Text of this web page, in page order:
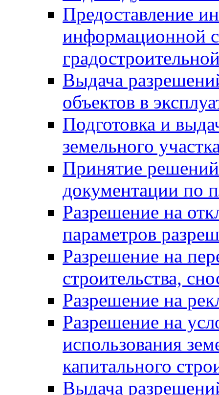
Предоставление
информационной
Выдача
объектов в
Подготовка и
земельного
Принятие
документации по
Разрешение на
параметров
Разрешение на
строительства,
Разрешение на
Разрешение на
использования
капитального
Выдача